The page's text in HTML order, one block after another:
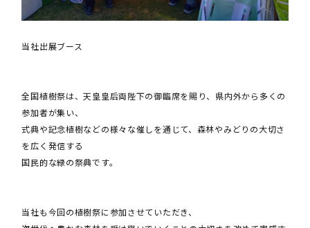
当社出展ブース
全国植樹祭は、天皇皇后両陛下の御臨席を賜り、県内外から多くの
参加者が集い、
式典や記念植樹などの様々な催しを通じて、森林やみどりの大切さ
を広く発信する
国民的な緑の祭典です。
当社も今回の植樹祭に参加させていただき、